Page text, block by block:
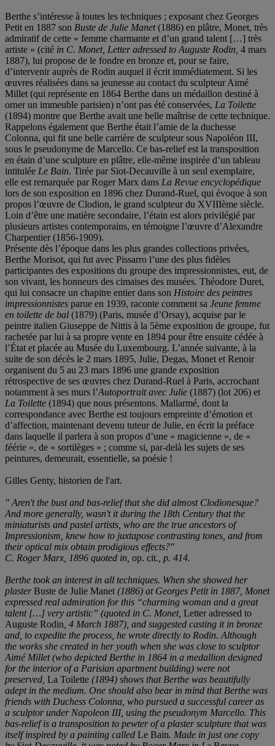
Berthe s’intéresse à toutes les techniques ; exposant chez Georges
Petit en 1887 son Buste de Julie Manet(1886) en plâtre, Monet, très
admiratif de cette « femme charmante et d’un grand talent […] très
artiste » (cité in C. Monet, Letteradressed to Auguste Rodin, 4 mars
1887), lui propose de le fondre en bronze et, pour se faire,
d’intervenir auprès de Rodin auquel il écrit immédiatement. Si les
œuvres réalisées dans sa jeunesse au contact du sculpteur Aimé
Millet (qui représente en 1864 Berthe dans un médaillon destiné à
orner un immeuble parisien) n’ont pas été conservées, La Toilette
(1894) montre que Berthe avait une belle maîtrise de cette technique.
Rappelons également que Berthe était l’amie de la duchesse
Colonna, qui fit une belle carrière de sculpteur sous Napoléon III,
sous le pseudonyme de Marcello. Ce bas-relief est la transposition
en étain d’une sculpture en plâtre, elle-même inspirée d’un tableau
intitulée Le Bain. Tirée par Siot-Decauville à un seul exemplaire,
elle est remarquée par Roger Marx dans La Revue encyclopédique
lors de son exposition en 1896 chez Durand-Ruel, qui évoque à son
propos l’œuvre de Clodion, le grand sculpteur du XVIIIème siècle.
Loin d’être une matière secondaire, l’étain est alors privilégié par
plusieurs artistes contemporains, en témoigne l’œuvre d’Alexandre
Charpentier (1856-1909).
Présente dès l’époque dans les plus grandes collections privées,
Berthe Morisot, qui fut avec Pissarro l’une des plus fidèles
participantes des expositions du groupe des impressionnistes, eut, de
son vivant, les honneurs des cimaises des musées. Théodore Duret,
qui lui consacre un chapitre entier dans son Histoire des peintres
impressionnistes parue en 1939, raconte comment sa Jeune femme
en toilette de bal (1879) (Paris, musée d’Orsay), acquise par le
peintre italien Giuseppe de Nittis à la 5ème exposition de groupe, fut
rachetée par lui à sa propre vente en 1894 pour être ensuite cédée à
l’État et placée au Musée du Luxembourg. L’année suivante, à la
suite de son décès le 2 mars 1895, Julie, Degas, Monet et Renoir
organisent du 5 au 23 mars 1896 une grande exposition
rétrospective de ses œuvres chez Durand-Ruel à Paris, accrochant
notamment à ses murs l’Autoportrait avec Julie (1887) (lot 206) et
La Toilette (1894) que nous présentons. Mallarmé, dont la
correspondance avec Berthe est toujours empreinte d’émotion et
d’affection, maintenant devenu tuteur de Julie, en écrit la préface
dans laquelle il parlera à son propos d’une « magicienne », de «
féérie », de « sortilèges » ; comme si, par-delà les sujets de ses
peintures, demeurait, essentielle, sa poésie !
Gilles Genty, historien de l'art.
" Aren't the bust and bas-relief that she did almost Clodionesque?
And more generally, wasn't it during the 18th Century that the
miniaturists and pastel artists, who are the true ancestors of
Impressionism, knew how to juxtapose contrasting tones, and from
their optical mix obtain prodigious effects?"
C. Roger Marx, 1896 quoted in, op. cit., p. 414.
Berthe took an interest in all techniques. When she showed her
plasterBuste de Julie Manet (1886) at Georges Petit in 1887, Monet
expressed real admiration for this “charming woman and a great
talent […] very artistic” (quoted in C. Monet, Letter adressed to
Auguste Rodin , 4 March 1887) , and suggested casting it in bronze
and, to expedite the process, he wrote directly to Rodin. Although
the works she created in her youth when she was close to sculptor
Aimé Millet (who depicted Berthe in 1864 in a medallion designed
for the interior of a Parisian apartment building) were not
preserved, La Toilette (1894) shows that Berthe was beautifully
adept in the medium. One should also bear in mind that Berthe was
friends with Duchess Colonna, who pursued a successful career as
a sculptor under Napoleon III, using the pseudonym Marcello. This
bas-relief is a transposition to pewter of a plaster sculpture that was
itself inspired by a painting called Le Bain. Made in just one copy